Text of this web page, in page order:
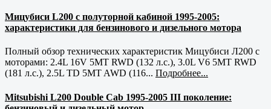
Мицубиси L200 с полуторной кабиной 1995-2005:
характеристики для бензинового и дизельного мотора
Полный обзор технических характеристик Мицубиси Л200 с
моторами: 2.4L 16V 5MT RWD (132 л.с.), 3.0L V6 5MT RWD
(181 л.с.), 2.5L TD 5MT AWD (116... Подробнее...
Mitsubishi L200 Double Cab 1995-2005 III поколение: